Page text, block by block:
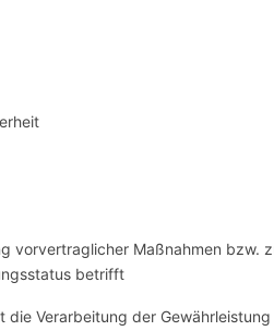
vorvertraglicher Maßnahmen bzw.
betrifft
Verarbeitung der